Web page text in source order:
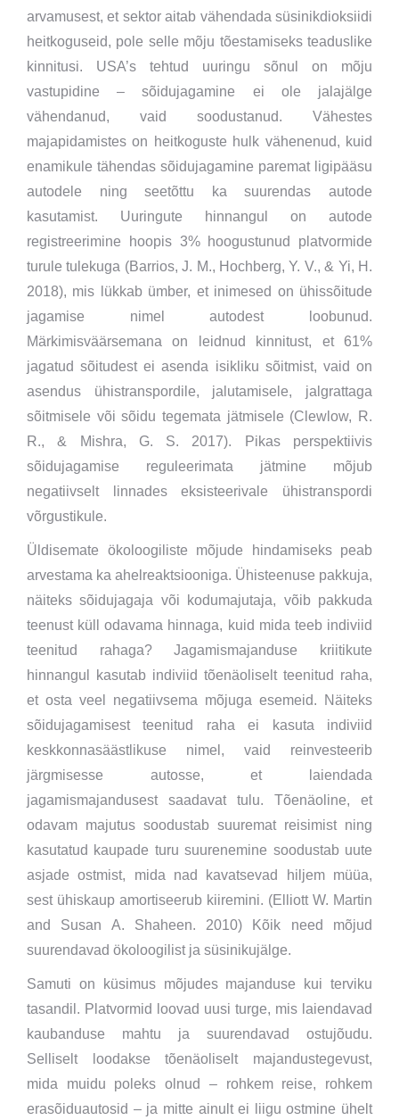
arvamusest, et sektor aitab vähendada süsinikdioksiidi
heitkoguseid, pole selle mõju tõestamiseks teaduslike
kinnitusi. USA’s tehtud uuringu sõnul on mõju
vastupidine – sõidujagamine ei ole jalajälge
vähendanud, vaid soodustanud. Vähestes
majapidamistes on heitkoguste hulk vähenenud, kuid
enamikule tähendas sõidujagamine paremat ligipääsu
autodele ning seetõttu ka suurendas autode
kasutamist. Uuringute hinnangul on autode
registreerimine hoopis 3% hoogustunud platvormide
turule tulekuga (Barrios, J. M., Hochberg, Y. V., & Yi, H.
2018), mis lükkab ümber, et inimesed on ühissõitude
jagamise nimel autodest loobunud.
Märkimisväärsemana on leidnud kinnitust, et 61%
jagatud sõitudest ei asenda isikliku sõitmist, vaid on
asendus ühistranspordile, jalutamisele, jalgrattaga
sõitmisele või sõidu tegemata jätmisele (Clewlow, R.
R., & Mishra, G. S. 2017). Pikas perspektiivis
sõidujagamise reguleerimata jätmine mõjub
negatiivselt linnades eksisteerivale ühistranspordi
võrgustikule.
Üldisemate ökoloogiliste mõjude hindamiseks peab
arvestama ka ahelreaktsiooniga. Ühisteenuse pakkuja,
näiteks sõidujagaja või kodumajutaja, võib pakkuda
teenust küll odavama hinnaga, kuid mida teeb indiviid
teenitud rahaga? Jagamismajanduse kriitikute
hinnangul kasutab indiviid tõenäoliselt teenitud raha,
et osta veel negatiivsema mõjuga esemeid. Näiteks
sõidujagamisest teenitud raha ei kasuta indiviid
keskkonnasäästlikuse nimel, vaid reinvesteerib
järgmisesse autosse, et laiendada
jagamismajandusest saadavat tulu. Tõenäoline, et
odavam majutus soodustab suuremat reisimist ning
kasutatud kaupade turu suurenemine soodustab uute
asjade ostmist, mida nad kavatsevad hiljem müüa,
sest ühiskaup amortiseerub kiiremini. (Elliott W. Martin
and Susan A. Shaheen. 2010) Kõik need mõjud
suurendavad ökoloogilist ja süsinikujälge.
Samuti on küsimus mõjudes majanduse kui terviku
tasandil. Platvormid loovad uusi turge, mis laiendavad
kaubanduse mahtu ja suurendavad ostujõudu.
Selliselt loodakse tõenäoliselt majandustegevust,
mida muidu poleks olnud – rohkem reise, rohkem
erasõiduautosid – ja mitte ainult ei liigu ostmine ühelt